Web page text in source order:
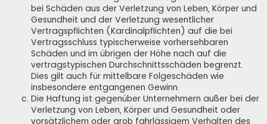
bei Schäden aus der Verletzung von Leben, Körper und
Gesundheit und der Verletzung wesentlicher
Vertragspflichten (Kardinalpflichten) auf die bei
Vertragsschluss typischerweise vorhersehbaren
Schäden und im übrigen der Höhe nach auf die
vertragstypischen Durchschnittsschäden begrenzt.
Dies gilt auch für mittelbare Folgeschäden wie
insbesondere entgangenen Gewinn.
Die Haftung ist gegenüber Unternehmern außer bei der
Verletzung von Leben, Körper und Gesundheit oder
vorsätzlichem oder grob fahrlässigem Verhalten des